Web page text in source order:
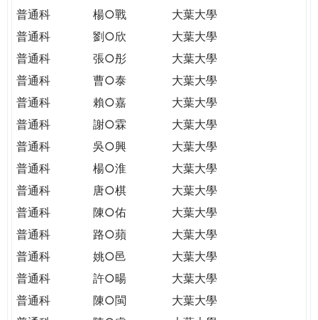
普通科
楊○戰
大葉大學
普通科
劉○欣
大葉大學
普通科
張○彤
大葉大學
普通科
曹○泰
大葉大學
普通科
賴○嘉
大葉大學
普通科
謝○霖
大葉大學
普通科
吳○興
大葉大學
普通科
楊○淮
大葉大學
普通科
唐○棋
大葉大學
普通科
陳○佑
大葉大學
普通科
路○蘋
大葉大學
普通科
姚○邑
大葉大學
普通科
許○暘
大葉大學
普通科
陳○閩
大葉大學